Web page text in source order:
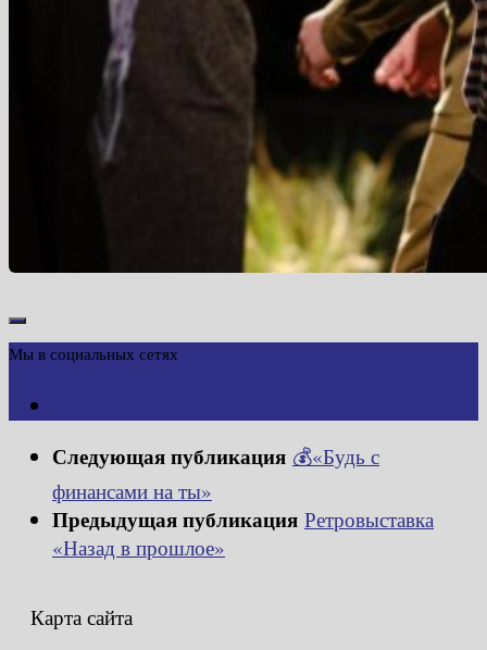
Мы в социальных сетях
Следующая публикация 💰«Будь с
финансами на ты»
Предыдущая публикация Ретровыставка
«Назад в прошлое»
Карта сайта